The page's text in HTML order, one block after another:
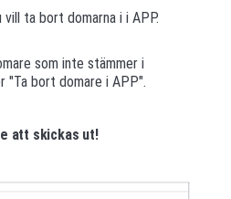
ta bort domarna i i APP.
som inte stämmer i
"Ta bort domare i APP".
att skickas ut!